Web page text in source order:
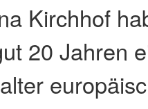
Kirchhof
20 Jahren